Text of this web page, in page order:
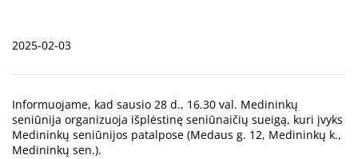
2025-02-03
Informuojame, kad sausio 28 d., 16.30 val. Medininkų
seniūnija organizuoja išplėstinę seniūnaičių sueigą, kuri įvyks
Medininkų seniūnijos patalpose (Medaus g. 12, Medininkų k.,
Medininkų sen.).